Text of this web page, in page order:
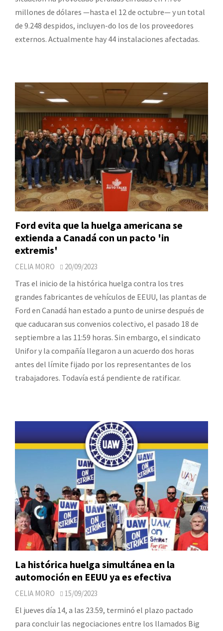
millones de dólares —hasta el 12 de octubre— y un total
de 9.248 despidos, incluyen-do los de los proveedores
externos. Actualmente hay 44 instalaciones afectadas.
Ford evita que la huelga americana se
extienda a Canadá con un pacto 'in
extremis'
CELIA MORO 20/09/2023
Tras el inicio de la histórica huelga contra los tres
grandes fabricantes de vehículos de EEUU, las plantas de
Ford en Canadá han estado a punto de unirse después de
que caducaran sus convenios colectivo, el pasado 18 de
septiembre a las 11:59 horas. Sin embargo, el sindicato
Unifor y la compañía llegaron a un acuerdo dos horas
antes del límite fijado por los representantes de los
trabajadores. Todavía está pendiente de ratificar.
La histórica huelga simultánea en la
automoción en EEUU ya es efectiva
CELIA MORO 15/09/2023
El jueves día 14, a las 23.59, terminó el plazo pactado
para concluir las negociaciones entre los llamados Big